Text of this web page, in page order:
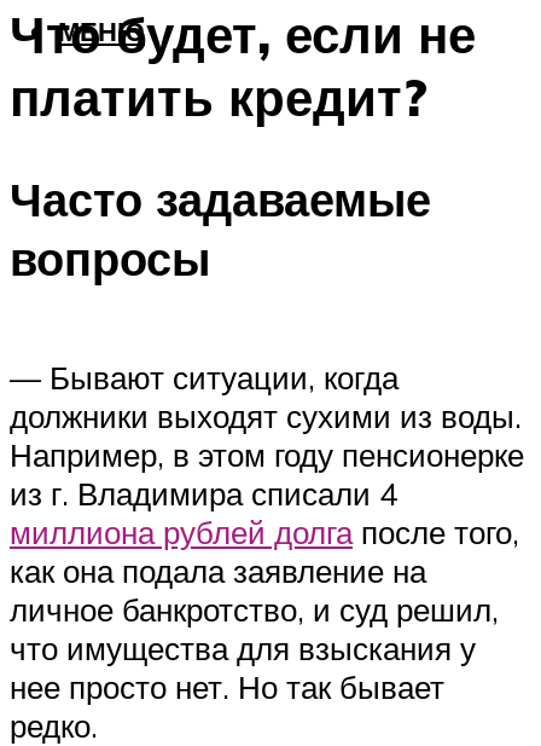
МЕНЮ
Что будет, если не
платить кредит?
Часто задаваемые
вопросы
— Бывают ситуации, когда
должники выходят сухими из воды.
Например, в этом году пенсионерке
из г. Владимира списали 4
миллиона рублей долгапосле того,
как она подала заявление на
личное банкротство, и суд решил,
что имущества для взыскания у
нее просто нет. Но так бывает
редко.